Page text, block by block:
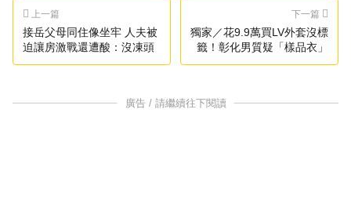
上一篇
接岳父母同住像坐牢 人夫被
迫讓房激戰還遭酸：沒凍頭
下一篇
獨家／花9.9萬買LV外套沒標
籤！彰化男質疑「樣品衣」
廣告 / 請繼續往下閱讀